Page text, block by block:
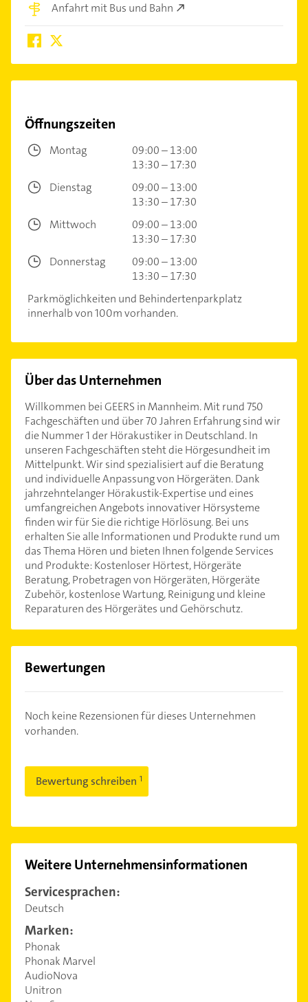
Anfahrt mit Bus und Bahn
Öffnungszeiten
Montag
09:00 – 13:00
13:30 – 17:30
Dienstag
09:00 – 13:00
13:30 – 17:30
Mittwoch
09:00 – 13:00
13:30 – 17:30
Donnerstag
09:00 – 13:00
13:30 – 17:30
Parkmöglichkeiten und Behindertenparkplatz
innerhalb von 100m vorhanden.
Über das Unternehmen
Willkommen bei GEERS in Mannheim. Mit rund 750
Fachgeschäften und über 70 Jahren Erfahrung sind wir
die Nummer 1 der Hörakustiker in Deutschland. In
unseren Fachgeschäften steht die Hörgesundheit im
Mittelpunkt. Wir sind spezialisiert auf die Beratung
und individuelle Anpassung von Hörgeräten. Dank
jahrzehntelanger Hörakustik-Expertise und eines
umfangreichen Angebots innovativer Hörsysteme
finden wir für Sie die richtige Hörlösung. Bei uns
erhalten Sie alle Informationen und Produkte rund um
das Thema Hören und bieten Ihnen folgende Services
und Produkte: Kostenloser Hörtest, Hörgeräte
Beratung, Probetragen von Hörgeräten, Hörgeräte
Zubehör, kostenlose Wartung, Reinigung und kleine
Reparaturen des Hörgerätes und Gehörschutz.
Bewertungen
Noch keine Rezensionen für dieses Unternehmen
vorhanden.
Bewertung schreiben
Weitere Unternehmensinformationen
Servicesprachen:
Deutsch
Marken:
Phonak
Phonak Marvel
AudioNova
Unitron